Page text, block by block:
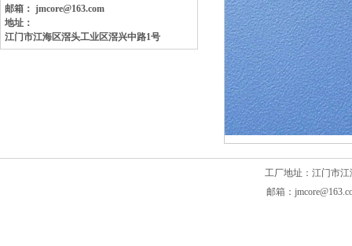
邮箱： jmcore@163.com
地址：
江门市江海区滘头工业区滘兴中路1号
工厂地址：江门市江
邮箱：